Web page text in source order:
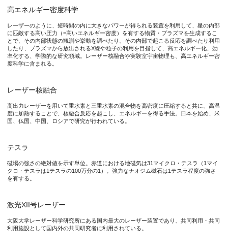
本研究成果は、2017年5月9日（火）（現地時間）に、米国物理
図1 200テスラ磁場を加えた場合と加えなかった場合のプラズ
研究の背景
磁場がプラズマの断熱及び閉じ込めの作用を持っていることは
(1)高温プラズマから周囲への熱エネルギーの損失が抑制され、
(2)高温になったプラズマによって、高密度プラズマが効率的に
(3)その一方で、流体力学的不安定性の成長が増大するという負
高エネルギー密度科学
レーザーのように、短時間の内に大きなパワーが得られる装置を利用して、星の内部
に匹敵する高い圧力（=高いエネルギー密度）を有する物質・プラズマを生成するこ
とで、その内部状態の観測や挙動を調べたり、その内部で起こる反応を調べたり利用
したり、プラズマから放出されるX線や粒子の利用を目指して、高エネルギー化、効
率化する、学際的な研究領域。レーザー核融合や実験室宇宙物理も、高エネルギー密
度科学に含まれる。
レーザー核融合
高出力レーザーを用いて重水素と三重水素の混合物を高密度に圧縮すると共に、高温
度に加熱することで、核融合反応を起こし、エネルギーを得る手法。日本を始め、米
国、仏国、中国、ロシアで研究が行われている。
テスラ
磁場の強さの絶対値を示す単位。赤道における地磁気は31マイクロ・テスラ（1マイ
クロ・テスラは1テスラの100万分の1）。強力なナオジム磁石は1テスラ程度の強さ
を有する。
激光XII号レーザー
大阪大学レーザー科学研究所にある国内最大のレーザー装置であり、共同利用・共同
利用施設として国内外の共同研究者に利用されている。